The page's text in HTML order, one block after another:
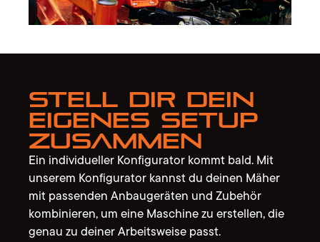
Stell dir dein
eigenes Setup
zusammen
Ein individueller Konfigurator kommt bald. Mit
unserem Konfigurator kannst du deinen Mäher
mit passenden Anbaugeräten und Zubehör
kombinieren, um eine Maschine zu erstellen, die
genau zu deiner Arbeitsweise passt.